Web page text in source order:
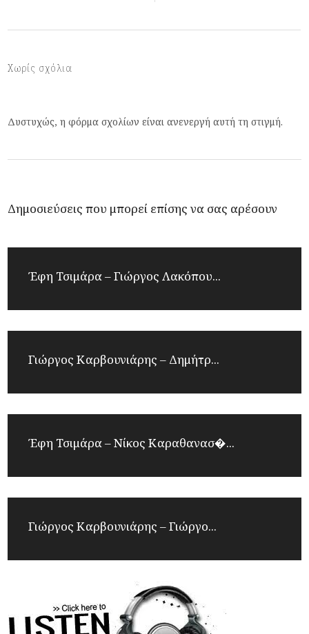
Χωρίς σχόλια
Δυστυχώς, η φόρμα σχολίων είναι ανενεργή αυτή τη στιγμή.
Δημοσιεύσεις που μπορεί επίσης να σας αρέσουν
Έφη Τσιμάρα – Γιώργος Λακόπου...
Γιώργος Καρβουνιάρης – Δημήτρ...
Έφη Τσιμάρα – Νίκος Καραθανασ�...
Γιώργος Καρβουνιάρης – Γιώργο...